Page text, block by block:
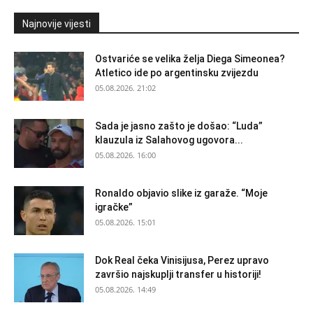
Najnovije vijesti
Ostvariće se velika želja Diega Simeonea?
Atletico ide po argentinsku zvijezdu
05.08.2026. 21:02
Sada je jasno zašto je došao: “Luda”
klauzula iz Salahovog ugovora...
05.08.2026. 16:00
Ronaldo objavio slike iz garaže. “Moje
igračke”
05.08.2026. 15:01
Dok Real čeka Vinisijusa, Perez upravo
završio najskuplji transfer u historiji!
05.08.2026. 14:49